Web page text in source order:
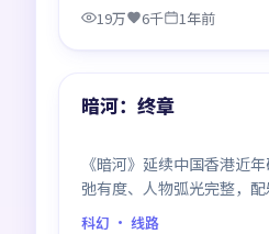
19万 6千 1年前
热门
暗河：终章
《暗河》延续中国香港近
弛有度、人物弧光完整，
部值得逐帧细看的诚意之作。
科幻 · 线路